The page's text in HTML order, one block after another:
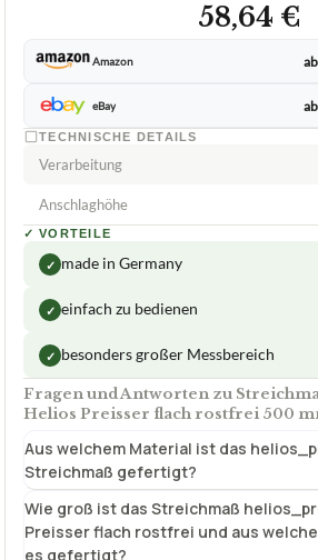
58,64 €
Amazon
eBay
TECHNISCHE DETAILS
Verarbeitung
Anschlaghöhe
✓ VORTEILE
✓ made in Germany
✓ einfach zu bedienen
✓ besonders großer Messbereich
Fragen und Antworten zu
Helios Preisser flach rostfrei 500
Aus welchem Material ist das
Streichmaß gefertigt?
Wie groß ist das Streichmaß
Preisser flach rostfrei und aus
es gefertigt?